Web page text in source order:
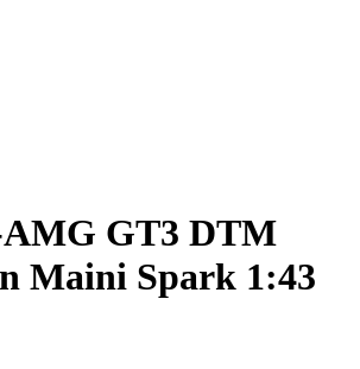
AMG GT3 DTM
Maini Spark 1:43